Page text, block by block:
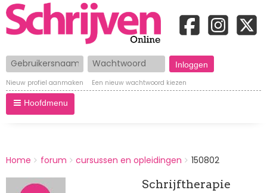
Gebruikersnaam Wachtwoord
Nieuw profiel aanmaken Een nieuw wachtwoord kiezen
Hoofdmenu
BREADCRUMBS
You
here:
Home forum cursussen en opleidingen 150802
Schrijftherapie